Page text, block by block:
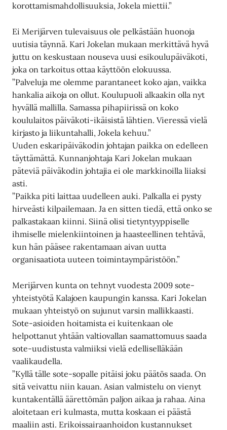
korottamismahdollisuuksia, Jokela miettii.”
Ei Merijärven tulevaisuus ole pelkästään huonoja
uutisia täynnä. Kari Jokelan mukaan merkittävä hyvä
juttu on keskustaan nouseva uusi esikoulupäiväkoti,
joka on tarkoitus ottaa käyttöön elokuussa.
”Palveluja me olemme parantaneet koko ajan, vaikka
hankalia aikoja on ollut. Koulupuoli alkaakin olla nyt
hyvällä mallilla. Samassa pihapiirissä on koko
koululaitos päiväkoti-ikäisistä lähtien. Vieressä vielä
kirjasto ja liikuntahalli, Jokela kehuu.”
Uuden eskaripäiväkodin johtajan paikka on edelleen
täyttämättä. Kunnanjohtaja Kari Jokelan mukaan
päteviä päiväkodin johtajia ei ole markkinoilla liiaksi
asti.
”Paikka piti laittaa uudelleen auki. Palkalla ei pysty
hirveästi kilpailemaan. Ja en sitten tiedä, että onko se
palkastakaan kiinni. Siinä olisi tietyntyyppiselle
ihmiselle mielenkiintoinen ja haasteellinen tehtävä,
kun hän pääsee rakentamaan aivan uutta
organisaatiota uuteen toimintaympäristöön.”
Merijärven kunta on tehnyt vuodesta 2009 sote-
yhteistyötä Kalajoen kaupungin kanssa. Kari Jokelan
mukaan yhteistyö on sujunut varsin mallikkaasti.
Sote-asioiden hoitamista ei kuitenkaan ole
helpottanut yhtään valtiovallan saamattomuus saada
sote-uudistusta valmiiksi vielä edelliselläkään
vaalikaudella.
”Kyllä tälle sote-sopalle pitäisi joku päätös saada. On
sitä veivattu niin kauan. Asian valmistelu on vienyt
kuntakentällä äärettömän paljon aikaa ja rahaa. Aina
aloitetaan eri kulmasta, mutta koskaan ei päästä
maaliin asti. Erikoissairaanhoidon kustannukset